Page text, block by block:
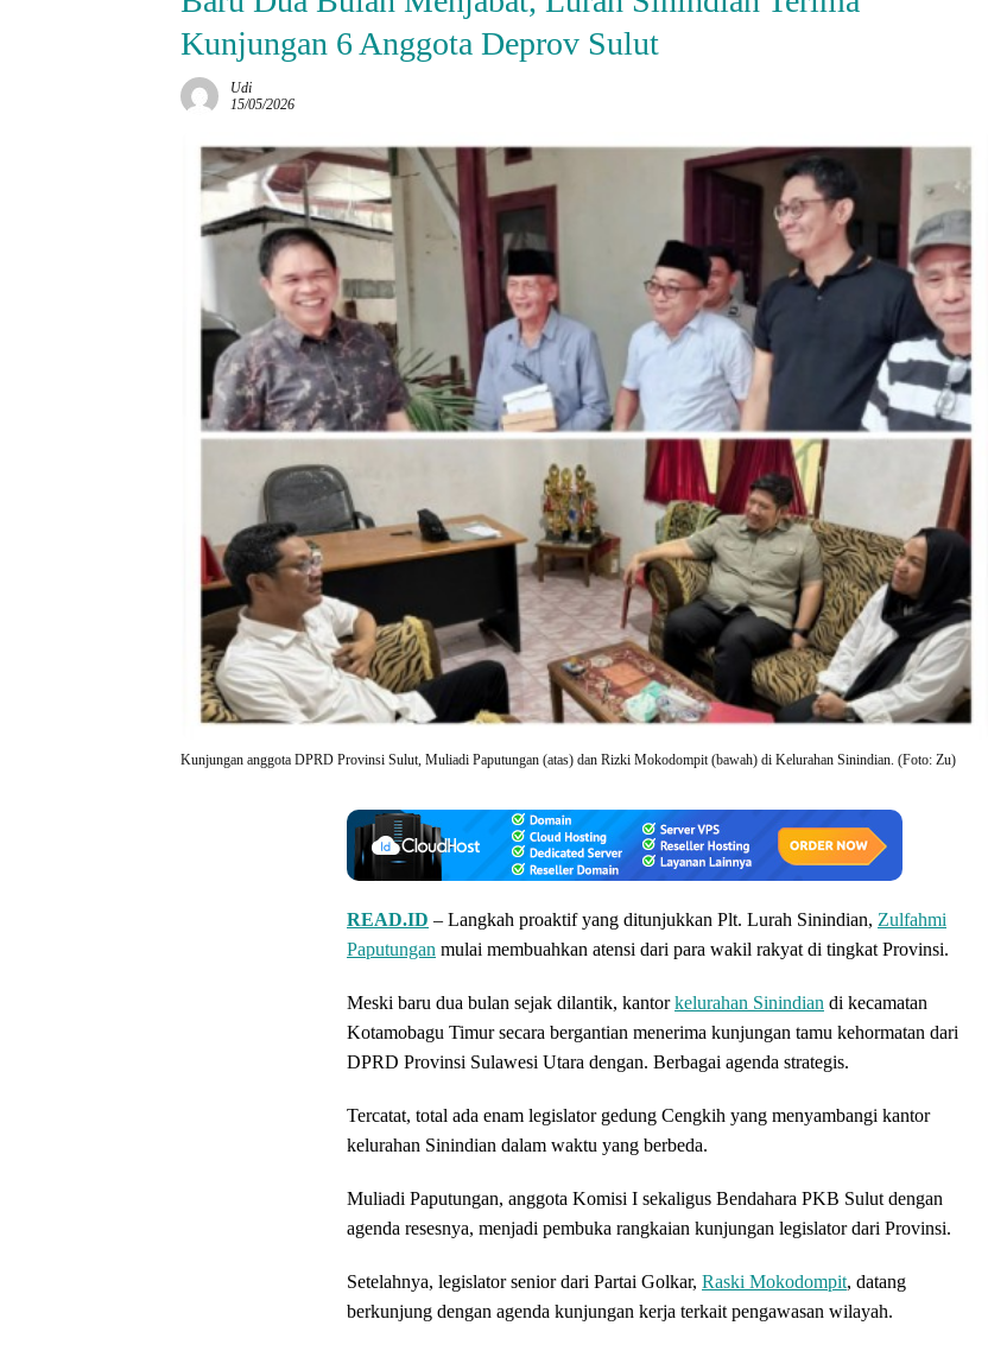
Kunjungan 6 Anggota Deprov Sulut
Udi
15/05/2026
Kunjungan anggota DPRD Provinsi Sulut, Muliadi Paputungan (atas) dan Rizki Mokodompit (bawah) di Kelurahan Sinindian. (Foto: Zu)
READ.ID – Langkah proaktif yang ditunjukkan Plt. Lurah Sinindian, Zulfahmi
Paputungan mulai membuahkan atensi dari para wakil rakyat di tingkat Provinsi.
Meski baru dua bulan sejak dilantik, kantorkelurahan Sinindian di kecamatan
Kotamobagu Timur secara bergantian menerima kunjungan tamu kehormatan dari
DPRD Provinsi Sulawesi Utara dengan. Berbagai agenda strategis.
Tercatat, total ada enam legislator gedung Cengkih yang menyambangi kantor
kelurahan Sinindian dalam waktu yang berbeda.
Muliadi Paputungan, anggota Komisi I sekaligus Bendahara PKB Sulut dengan
agenda resesnya, menjadi pembuka rangkaian kunjungan legislator dari Provinsi.
Setelahnya, legislator senior dari Partai Golkar, Raski Mokodompit, datang
berkunjung dengan agenda kunjungan kerja terkait pengawasan wilayah.